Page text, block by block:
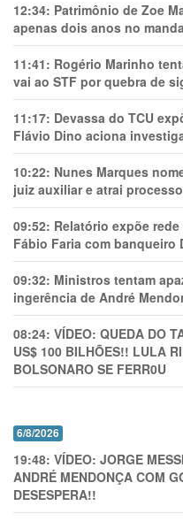
12:34: Patrimônio de Zoe
apenas dois anos no
11:41: Rogério Marinho
vai ao STF por quebra de
11:17: Devassa do TCU
Flávio Dino aciona
10:22: Nunes Marques
juiz auxiliar e atrai
09:52: Relatório expõe rede
Fábio Faria com banqueiro
09:32: Ministros tentam
ingerência de André
08:24: VÍDEO: QUEDA DO
US$ 100 BILHÕES!! LULA
BOLSONARO SE FERR0U
6/8/2026
19:48: VÍDEO: JORGE
ANDRÉ MENDONÇA COM
DESESPERA!!